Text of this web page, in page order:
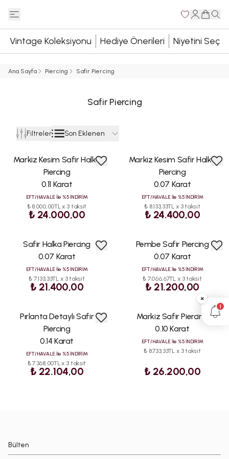
Vintage Koleksiyonu Hediye Önerileri Niyetini Seç
Ana Sayfa Piercing Safir Piercing
Safir Piercing
Filtreler Son Eklenen
Markiz Kesim Safir Halka
Piercing
0.11 Karat
EFT/HAVALE İle %5 İNDİRİM
₺ 8.000,00TL x 3 taksit
₺ 24.000,00
Markiz Kesim Safir Halka
Piercing
0.07 Karat
EFT/HAVALE İle %5 İNDİRİM
₺ 8.133,33TL x 3 taksit
₺ 24.400,00
Safir Halka Piercing
0.07 Karat
EFT/HAVALE İle %5 İNDİRİM
₺ 7.133,33TL x 3 taksit
₺ 21.400,00
Pembe Safir Piercing
0.07 Karat
EFT/HAVALE İle %5 İNDİRİM
₺ 7.066,67TL x 3 taksit
₺ 21.200,00
Pırlanta Detaylı Safir
Piercing
0.14 Karat
EFT/HAVALE İle %5 İNDİRİM
₺ 7.368,00TL x 3 taksit
₺ 22.104,00
Markiz Safir Piercing
0.10 Karat
EFT/HAVALE İle %5 İNDİRİM
₺ 8.733,33TL x 3 taksit
₺ 26.200,00
Bülten
×
1